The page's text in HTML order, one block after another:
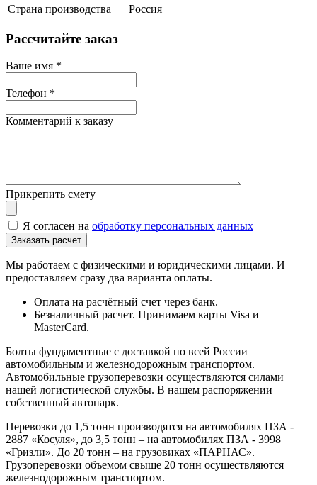
Страна производства Россия
Рассчитайте заказ
Ваше имя *
Телефон *
Комментарий к заказу
Прикрепить смету
Я согласен на обработку персональных данных
Мы работаем с физическими и юридическими лицами. И
предоставляем сразу два варианта оплаты.
Оплата на расчётный счет через банк.
Безналичный расчет. Принимаем карты Visa и
MasterCard.
Болты фундаментные с доставкой по всей России
автомобильным и железнодорожным транспортом.
Автомобильные грузоперевозки осуществляются силами
нашей логистической службы. В нашем распоряжении
собственный автопарк.
Перевозки до 1,5 тонн производятся на автомобилях ПЗА -
2887 «Косуля», до 3,5 тонн – на автомобилях ПЗА - 3998
«Гризли». До 20 тонн – на грузовиках «ПАРНАС».
Грузоперевозки объемом свыше 20 тонн осуществляются
железнодорожным транспортом.